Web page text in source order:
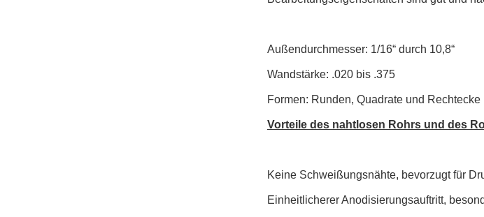
Außendurchmesser: 1/16“ durch 10,8“
Wandstärke: .020 bis .375
Formen: Runden, Quadrate und Rechtecke
Vorteile des nahtlosen Rohrs und des
Keine Schweißungsnähte, bevorzugt für
Einheitlicherer Anodisierungsauftritt,